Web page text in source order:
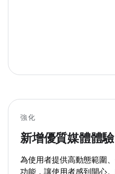
強化
新增優質媒體體驗
為使用者提供高動態範圍